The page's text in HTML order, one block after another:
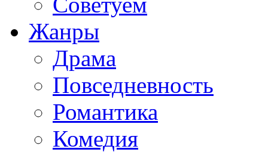
Жанры
Драма
Повседневность
Романтика
Комедия